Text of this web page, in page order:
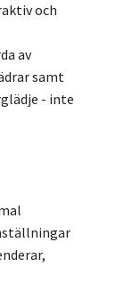
och
av
samt
- inte